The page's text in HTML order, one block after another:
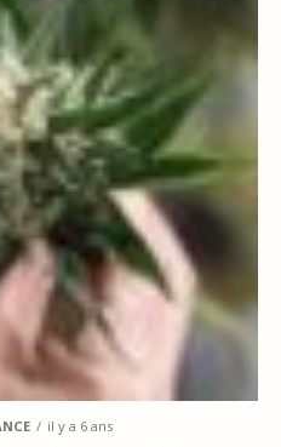
il y a 6 ans